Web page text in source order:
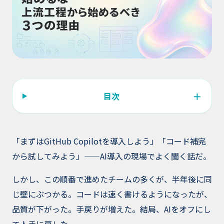
目次 ＋
「まずはGitHub Copilotを導入しよう」「コード補完
から試してみよう」——AI導入の現場でよく聞く話だ。
しかし、この順番で進めたチームの多くが、半年後に同
じ壁にぶつかる。コードは速く書けるようになったが、
品質が下がった。手戻りが増えた。結局、AIをオフにし